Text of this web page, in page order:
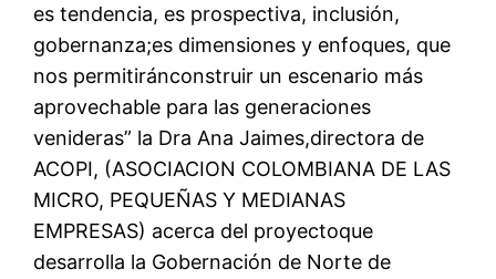
es tendencia, es prospectiva, inclusión,
gobernanza;es dimensiones y enfoques, que
nos permitiránconstruir un escenario más
aprovechable para las generaciones
venideras” la Dra AnaJaimes,directora de
ACOPI, (ASOCIACION COLOMBIANA DE LAS
MICRO, PEQUEÑAS Y MEDIANAS
EMPRESAS) acerca del proyectoque
desarrolla la Gobernación de Norte de